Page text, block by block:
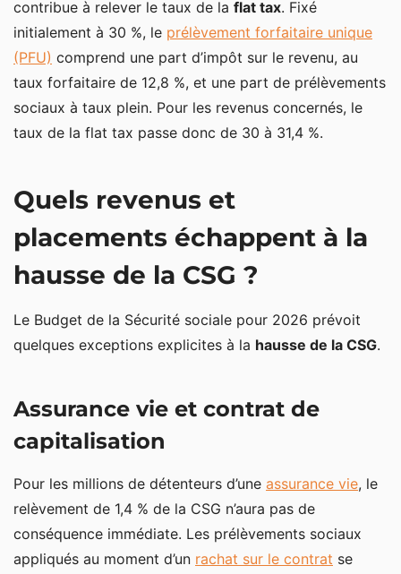
contribue à relever le taux de la flat tax. Fixé
initialement à 30 %, le prélèvement forfaitaire unique
(PFU) comprend une part d’impôt sur le revenu, au
taux forfaitaire de 12,8 %, et une part de prélèvements
sociaux à taux plein. Pour les revenus concernés, le
taux de la flat tax passe donc de 30 à 31,4 %.
Quels revenus et
placements échappent à la
hausse de la CSG ?
Le Budget de la Sécurité sociale pour 2026 prévoit
quelques exceptions explicites à la hausse de la CSG.
Assurance vie et contrat de
capitalisation
Pour les millions de détenteurs d’une assurance vie, le
relèvement de 1,4 % de la CSG n’aura pas de
conséquence immédiate. Les prélèvements sociaux
appliqués au moment d’un rachat sur le contrat se